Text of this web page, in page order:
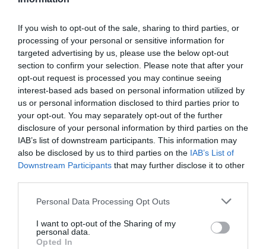
If you wish to opt-out of the sale, sharing to third parties, or
processing of your personal or sensitive information for
targeted advertising by us, please use the below opt-out
section to confirm your selection. Please note that after your
opt-out request is processed you may continue seeing
interest-based ads based on personal information utilized by
us or personal information disclosed to third parties prior to
your opt-out. You may separately opt-out of the further
disclosure of your personal information by third parties on the
IAB’s list of downstream participants. This information may
also be disclosed by us to third parties on the IAB’s List of
Downstream Participants that may further disclose it to other
Personal Data Processing Opt Outs
I want to opt-out of the Sharing of my
personal data.
Opted In
stranieri iscritti all’anagrafe proviene dall’Est
Europeo (47%), principalmente di nazionalità
albanese (10%), romena (14%) e serbo-
montenegrina. Significativo anche il numero dei
marocchini (13%) e dei cinesi, quinti nella
classifica delle presenze nel territorio. Gli uomini
hanno un’età media che varia dai 30 ai 40 anni,
mentre le donne hanno un’età media più bassa
Negli ultimi anni la migrazione femminile per
motivi di lavoro ha subito un incremento,
soprattutto dall’Est dell’Europa, per svolgere